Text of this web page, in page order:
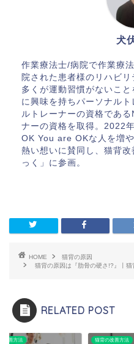
犬
作業療法士/病院で作業療
院された患者様のリハビ
多くが運動習慣がないこ
に興味を持ちパーソナル
ルトレーナーの資格であ
ナーの資格を取得。2022
OK You are OKな人を増
熱い想いに賛同し、猫背
っく」に参画。
HOME
猫背の原因
猫背の原因は『肋骨の硬さ!?』
RELATED POST